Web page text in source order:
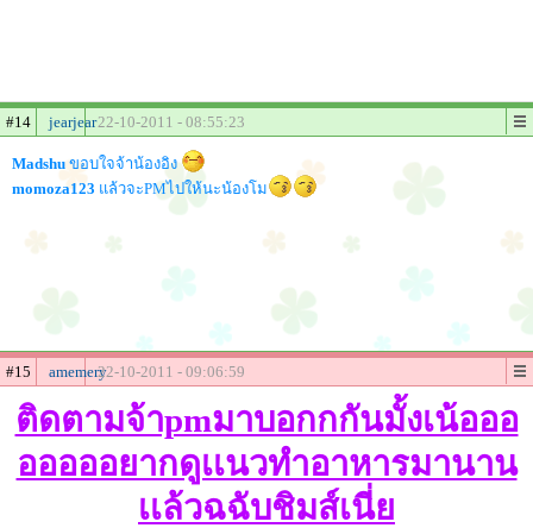
#14 jearjear22-10-2011 - 08:55:23
Madshu ขอบใจจ้าน้องอิง
momoza123 แล้วจะPMไปให้นะน้องโม
#15 amemery22-10-2011 - 09:06:59
ติดตามจ้าpmมาบอกกกันมั้งเน้อออ
อออออยากดูเเนวทำอาหารมานาน
เเล้วฉฉับชิมส์เนี่ย